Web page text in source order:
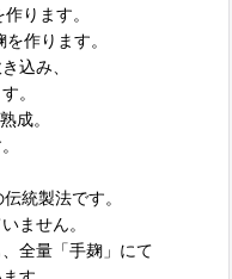
ります。
作ります。
込み、
す。
成。
統製法です。
ません。
全量「手麹」にて